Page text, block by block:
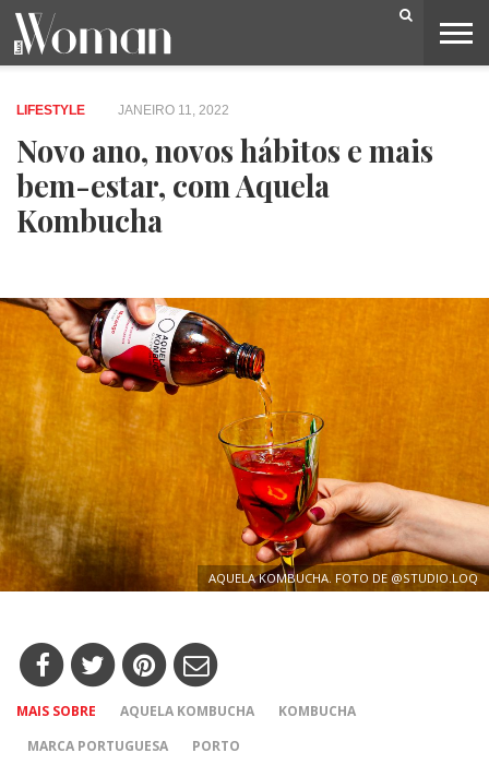
BELEZA
CAPA
LIFESTYLE
MODA
OPINIÃO
PESSOAS
SOCIEDADE
VIDEOS
LIFESTYLE JANEIRO 11, 2022
Novo ano, novos hábitos e mais
bem-estar, com Aquela
Kombucha
AQUELA KOMBUCHA. FOTO DE @STUDIO.LOQ
MAIS SOBRE AQUELA KOMBUCHA
KOMBUCHA
MARCA PORTUGUESA
PORTO